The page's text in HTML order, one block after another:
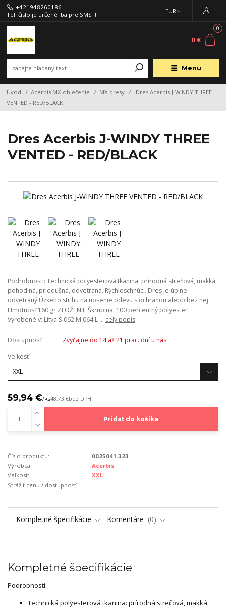
Menu
EUR
+421948260186
Tel. číslo je určené iba pre SMS !!!
0
0 €
Úvod Acerbis MX oblečenie MX dresy
Dres Acerbis J-WINDY THREE
VENTED - RED/BLACK
Dres Acerbis J-WINDY THREE
VENTED - RED/BLACK
Podrobnosti: Technická polyesterová tkanina: prírodná strečová, mäkká,
pohodlná, priedušná, odvetraná. Rýchloschnúci. Dres je úplne
odvetraný Úzkeho strihu na nosenie odevu s ochranou alebo bez nej
Hmotnosť 160 gr ZLOŽENIE:Škrupina: 100 percentný polyester
Vyrobené v: Litva S 062 M 064 L ... celý popis
Dostupnosť
Zvyčajne do 14 až 21 prac. dní u nás
Veľkosť
59,94 €/ks48,73 €bez DPH
Pridať do košíka
Číslo produktu:
0025041.323
Výrobca:
Acerbis
Veľkosť:
XXL
Strážiť cenu / dostupnosť
Kompletné špecifikácie Komentáre 0
Kompletné špecifikácie
Podrobnosti:
Technická polyesterová tkanina: prírodná strečová, mäkká,